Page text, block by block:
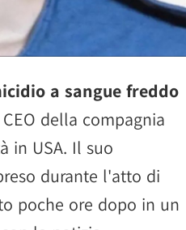
a sangue freddo
della compagnia
in USA. Il suo
durante l'atto di
poche ore dopo in un